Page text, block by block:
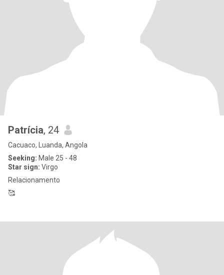
Patrícia, 24
Cacuaco, Luanda, Angola
Seeking: Male 25 - 48
Star sign: Virgo
Relacionamento
🥰